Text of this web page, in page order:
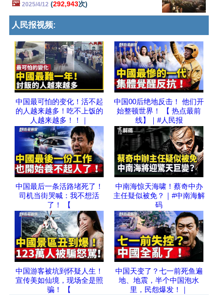
🖼️ 2025/4/12 (292,943次)
人民报视频:
中国最可怕的变化！活不起
的人越来越多！吃不上饭的
人越来越多！！｜
中国00后绝地反击！ 他们开
始整顿世界！ 【 热点最前
线】｜#人民报
中国最后一条活路堵死了！
司机当街哭喊：我不想活
了！ 【
中南海惊天海啸！蔡奇中办
主任疑似被免？｜#中南海解
码
中国游客被坑到怀疑人生！
宣传美如仙境，现场全是照
骗！ 【
中国天变了？七一前死鱼遍
地、地震，半个中国泡水
里，民怨爆发！｜